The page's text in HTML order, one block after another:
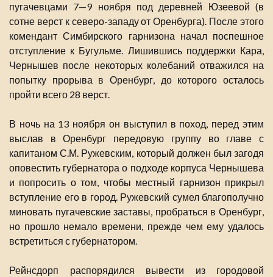
пугачевцами 7—9 ноября под деревней Юзеевой (в
сотне верст к северо-западу от Оренбурга). После этого
комендант Симбирского гарнизона начал поспешное
отступление к Бугульме. Лишившись поддержки Кара,
Чернышев после некоторых колебаний отважился на
попытку прорыва в Оренбург, до которого осталось
пройти всего 28 верст.
В ночь на 13 ноября он выступил в поход, перед этим
выслав в Оренбург передовую группу во главе с
капитаном С.М. Ружевским, который должен был загодя
оповестить губернатора о подходе корпуса Чернышева
и попросить о том, чтобы местный гарнизон прикрыл
вступление его в город. Ружевский сумел благополучно
миновать пугачевские заставы, пробраться в Оренбург,
но прошло немало времени, прежде чем ему удалось
встретиться с губернатором.
Рейнсдорп распорядился вывести из городовой